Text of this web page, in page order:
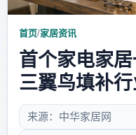
首页/家居资讯
首个家电家居
三翼鸟填补行
来源：中华家居网